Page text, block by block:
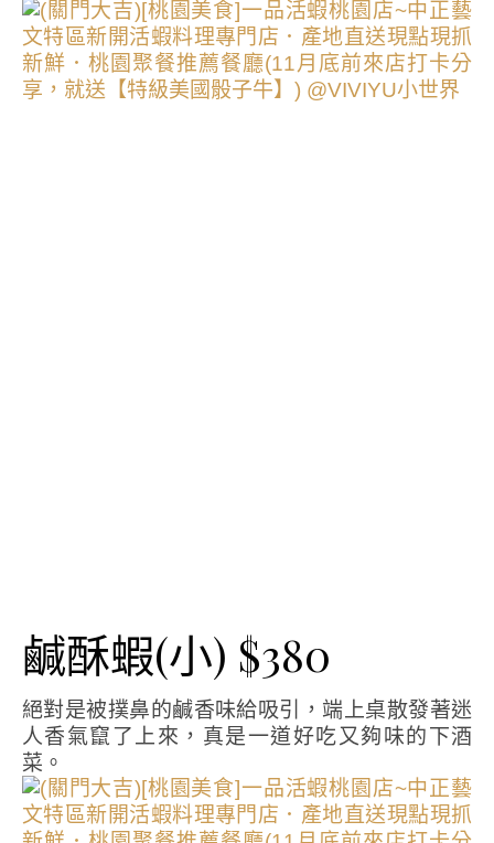
鹹酥蝦(小) $380
絕對是被撲鼻的鹹香味給吸引，端上桌散發著迷
人香氣竄了上來，真是一道好吃又夠味的下酒
菜。